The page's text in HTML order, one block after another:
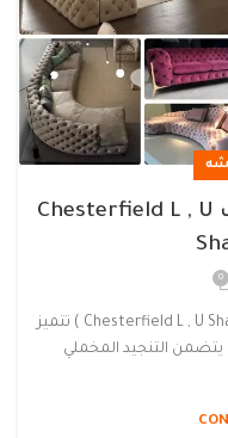
اشكال ركنات كابتونيه وكنب Chesterfield L , U
0
اشكال ركنات كابتونيه وكنب (Chesterfield L , U Shape & sofas ) تتميز
التنجيد المخملي